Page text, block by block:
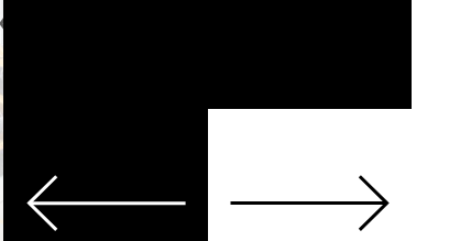
Previous Next